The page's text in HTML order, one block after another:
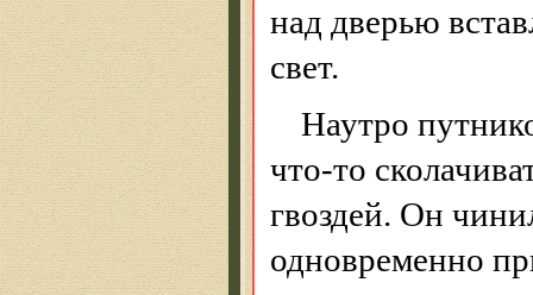
над дверью
свет.
Наутро
что-то
гвоздей. Он
одновременно